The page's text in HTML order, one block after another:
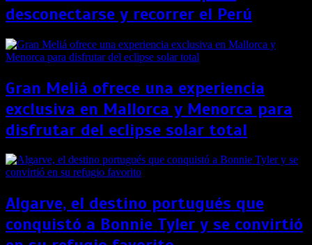
desconectarse y recorrer el Perú
Gran Meliá ofrece una experiencia
exclusiva en Mallorca y Menorca para
disfrutar del eclipse solar total
Algarve, el destino portugués que
conquistó a Bonnie Tyler y se convirtió